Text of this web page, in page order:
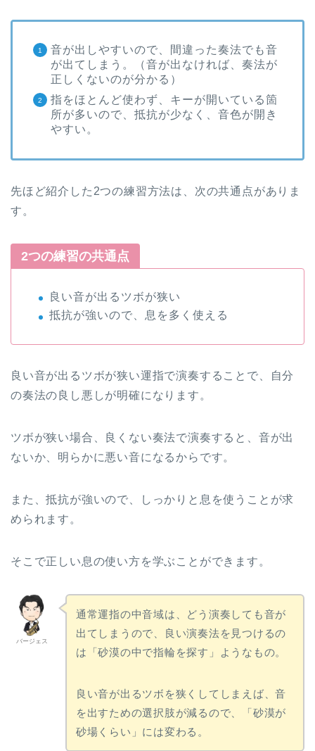
音が出しやすいので、間違った奏法でも音
が出てしまう。（音が出なければ、奏法が
正しくないのが分かる）
指をほとんど使わず、キーが開いている箇
所が多いので、抵抗が少なく、音色が開き
やすい。
先ほど紹介した2つの練習方法は、次の共通点がありま
す。
2つの練習の共通点
良い音が出るツボが狭い
抵抗が強いので、息を多く使える
良い音が出るツボが狭い運指で演奏することで、自分
の奏法の良し悪しが明確になります。
ツボが狭い場合、良くない奏法で演奏すると、音が出
ないか、明らかに悪い音になるからです。
また、抵抗が強いので、しっかりと息を使うことが求
められます。
そこで正しい息の使い方を学ぶことができます。
バージェス
通常運指の中音域は、どう演奏しても音が
出てしまうので、良い演奏法を見つけるの
は「砂漠の中で指輪を探す」ようなもの。
良い音が出るツボを狭くしてしまえば、音
を出すための選択肢が減るので、「砂漠が
砂場くらい」には変わる。